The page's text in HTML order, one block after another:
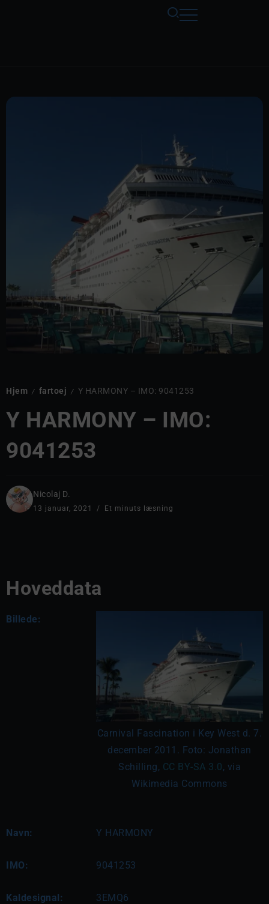
Hjem / fartoej / Y HARMONY – IMO: 9041253
Y HARMONY – IMO:
9041253
Nicolaj D.
13 januar, 2021 Et minuts læsning
Hoveddata
Billede:
Carnival Fascination i Key West d. 7.
december 2011. Foto: Jonathan
Schilling, CC BY-SA 3.0, via
Wikimedia Commons
Navn: Y HARMONY
IMO: 9041253
Kaldesignal: 3EMQ6